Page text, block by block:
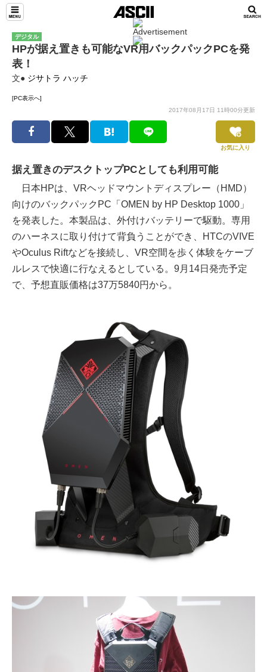
デジタル
HPが据え置きも可能なVR用バックパックPCを発
表！
文● ジサトラ ハッチ
[PC表示へ]
2017年08月17日 11時00分更新
お気に入り
据え置きのデスクトップPCとしても利用可能
日本HPは、VRヘッドマウントディスプレー（HMD）
向けのバックパックPC「OMEN by HP Desktop 1000」
を発表した。本製品は、外付けバッテリーで駆動。専用
のハーネスに取り付けて背負うことができ、HTCのVIVE
やOculus Riftなどを接続し、VR空間を歩く体験をケーブ
ルレスで快適に行なえるとしている。9月14日発売予定
で、予想直販価格は37万5840円から。